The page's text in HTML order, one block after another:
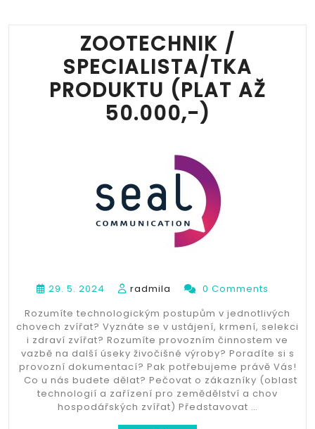
ZOOTECHNIK /
SPECIALISTA/TKA
PRODUKTU (PLAT AŽ
50.000,-)
29. 5. 2024 radmila
0 Comments
Rozumíte technologickým postupům v jednotlivých
chovech zvířat? Vyznáte se v ustájení, krmení, selekci
i zdraví zvířat? Rozumíte provozním činnostem ve
vazbě na další úseky živočišné výroby? Poradíte si s
provozní dokumentací? Pak potřebujeme právě Vás!
Co u nás budete dělat? Pečovat o zákazníky (oblast
technologií a zařízení pro zemědělství a chov
hospodářských zvířat) Představovat …